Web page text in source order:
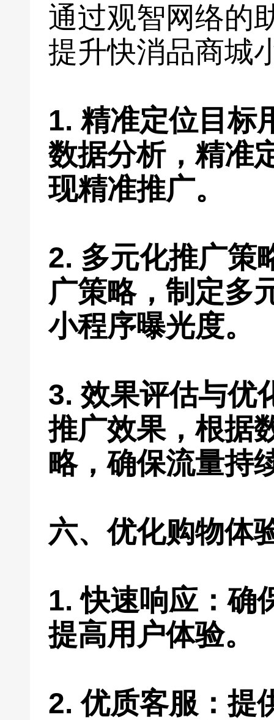
通过观智网络的
提升快消品商城
1. 精准定位目标
数据分析，精准
现精准推广。
2. 多元化推广策
广策略，制定多
小程序曝光度。
3. 效果评估与优
推广效果，根据
略，确保流量持
六、优化购物体
1. 快速响应：确
提高用户体验。
2. 优质客服：提